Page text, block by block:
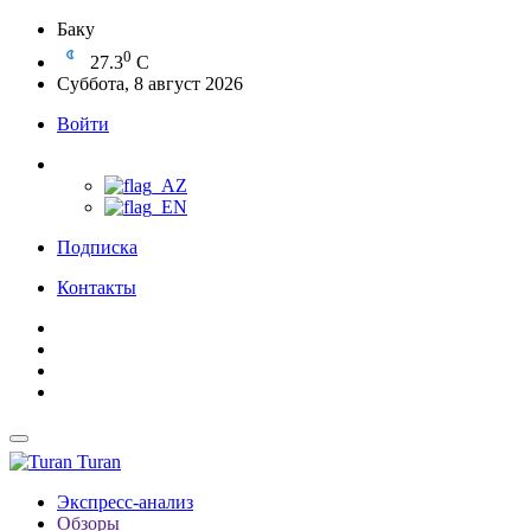
Баку
27.30 C
Суббота, 8 август 2026
Войти
Подписка
Контакты
Turan
Экспресс-анализ
Обзоры